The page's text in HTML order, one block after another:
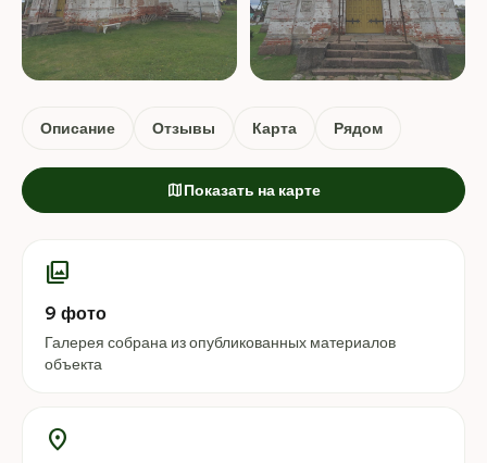
Описание
Отзывы Карта Рядом
mapПоказать на карте
photo_library
9 фото
Галерея собрана из опубликованных материалов
объекта
location_on